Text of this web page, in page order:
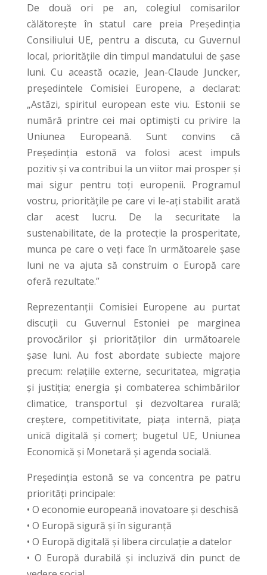
De două ori pe an, colegiul comisarilor
călătorește în statul care preia Președinția
Consiliului UE, pentru a discuta, cu Guvernul
local, prioritățile din timpul mandatului de șase
luni. Cu această ocazie, Jean-Claude Juncker,
președintele Comisiei Europene, a declarat:
„Astăzi, spiritul european este viu. Estonii se
numără printre cei mai optimiști cu privire la
Uniunea Europeană. Sunt convins că
Președinția estonă va folosi acest impuls
pozitiv și va contribui la un viitor mai prosper și
mai sigur pentru toți europenii. Programul
vostru, prioritățile pe care vi le-ați stabilit arată
clar acest lucru. De la securitate la
sustenabilitate, de la protecție la prosperitate,
munca pe care o veți face în următoarele șase
luni ne va ajuta să construim o Europă care
oferă rezultate.”
Reprezentanții Comisiei Europene au purtat
discuții cu Guvernul Estoniei pe marginea
provocărilor și priorităților din următoarele
șase luni. Au fost abordate subiecte majore
precum: relațiile externe, securitatea, migrația
și justiția; energia și combaterea schimbărilor
climatice, transportul și dezvoltarea rurală;
creștere, competitivitate, piața internă, piața
unică digitală și comerț; bugetul UE, Uniunea
Economică și Monetară și agenda socială.
Președinția estonă se va concentra pe patru
priorități principale:
• O economie europeană inovatoare și deschisă
• O Europă sigură și în siguranță
• O Europă digitală și libera circulație a datelor
• O Europă durabilă și incluzivă din punct de